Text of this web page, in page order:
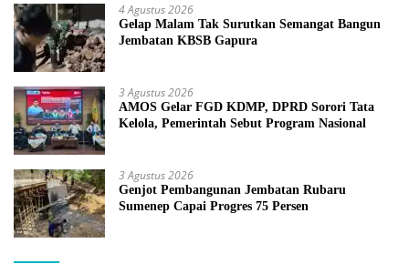
4 Agustus 2026
Gelap Malam Tak Surutkan Semangat Bangun
Jembatan KBSB Gapura
3 Agustus 2026
AMOS Gelar FGD KDMP, DPRD Sorori Tata
Kelola, Pemerintah Sebut Program Nasional
3 Agustus 2026
Genjot Pembangunan Jembatan Rubaru
Sumenep Capai Progres 75 Persen